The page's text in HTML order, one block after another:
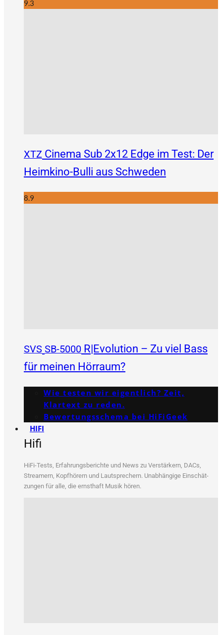
9.3
XTZ Cinema Sub 2x12 Edge im Test: Der
Heimkino-Bulli aus Schweden
8.9
SVS SB-5000 R|Evolution – Zu viel Bass
für meinen Hörraum?
Wie testen wir eigentlich? Zeit,
Klartext zu reden.
Bewertungs­schema bei HiFiGeek
HIFI
Hifi
HiFi-Tests, Erfah­rungs­be­rich­te und News zu Ver­stär­kern, DACs,
Strea­mern, Kopf­hö­rern und Laut­spre­chern. Unab­hän­gi­ge Ein­schät­
zun­gen für alle, die ernst­haft Musik hören.